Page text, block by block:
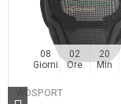
08
Giorni
02
Ore
20
Min
WOSPORT